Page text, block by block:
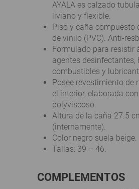
AYALA es calzado
liviano y flexible.
Piso y caña compuesto
de vinilo (PVC). Anti-
Formulado para resistir
agentes desinfectantes,
combustibles y
Posee revestimiento de
el interior, elaborada
polyviscoso.
Altura de la caña 27.5
(internamente).
Color negro suela beige.
Tallas: 39 – 46.
COMPLEMENTOS